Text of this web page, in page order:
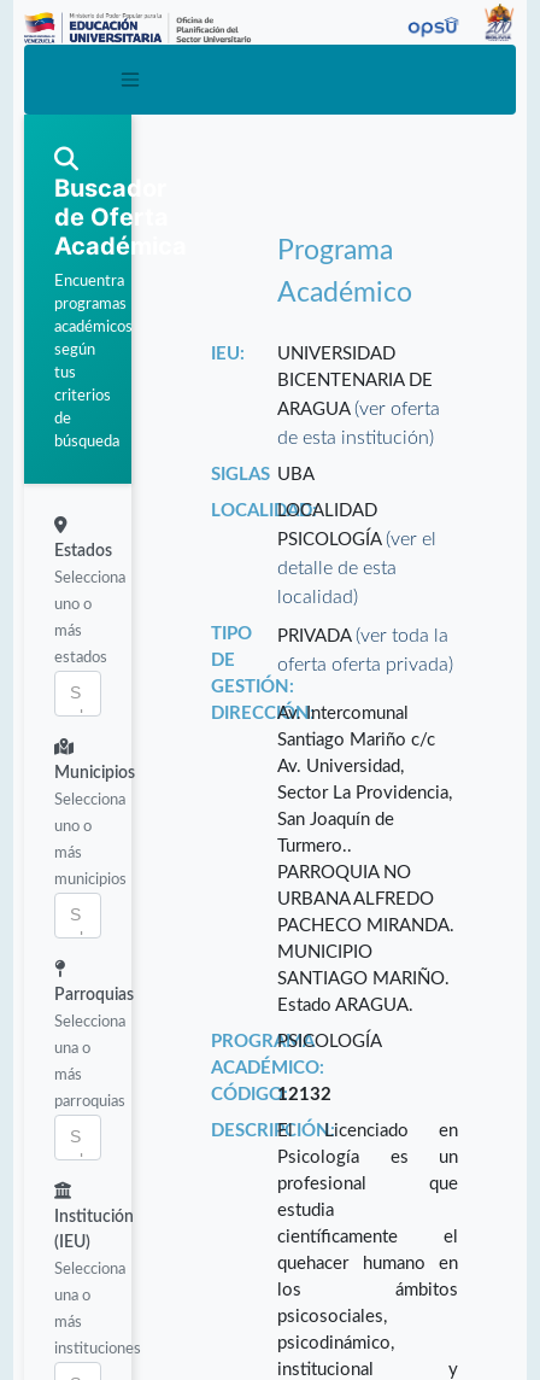
Buscador
de Oferta
Académica
Encuentra
programas
académicos
según
tus
criterios
de
búsqueda
Estados
Selecciona
uno o
más
estados
Municipios
Selecciona
uno o
más
municipios
Parroquias
Selecciona
una o
más
parroquias
Institución
(IEU)
Selecciona
una o
más
instituciones
Programa
Académico
IEU:
UNIVERSIDAD
BICENTENARIA DE
ARAGUA(ver oferta
de esta institución)
SIGLAS UBA
LOCALIDAD:LOCALIDAD
PSICOLOGÍA(ver el
detalle de esta
localidad)
TIPO
DE
GESTIÓN:
PRIVADA(ver toda la
oferta oferta privada)
DIRECCIÓN:Av. Intercomunal
Santiago Mariño c/c
Av. Universidad,
Sector La Providencia,
San Joaquín de
Turmero..
PARROQUIA NO
URBANA ALFREDO
PACHECO MIRANDA.
MUNICIPIO
SANTIAGO MARIÑO.
Estado ARAGUA.
PROGRAMA
ACADÉMICO:
PSICOLOGÍA
CÓDIGO:12132
DESCRIPCIÓN:El Licenciado en
Psicología es un
profesional que
estudia
científicamente el
quehacer humano en
los ámbitos
psicosociales,
psicodinámico,
institucional y